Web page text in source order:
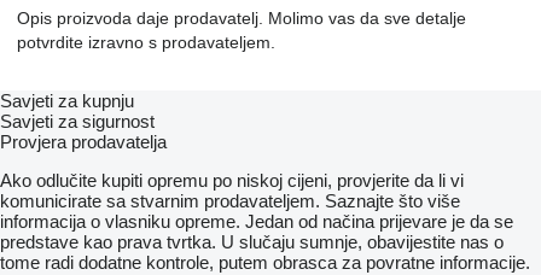
Opis proizvoda daje prodavatelj. Molimo vas da sve detalje
potvrdite izravno s prodavateljem.
Savjeti za kupnju
Savjeti za sigurnost
Provjera prodavatelja
Ako odlučite kupiti opremu po niskoj cijeni, provjerite da li vi
komunicirate sa stvarnim prodavateljem. Saznajte što više
informacija o vlasniku opreme. Jedan od načina prijevare je da se
predstave kao prava tvrtka. U slučaju sumnje, obavijestite nas o
tome radi dodatne kontrole, putem obrasca za povratne informacije.